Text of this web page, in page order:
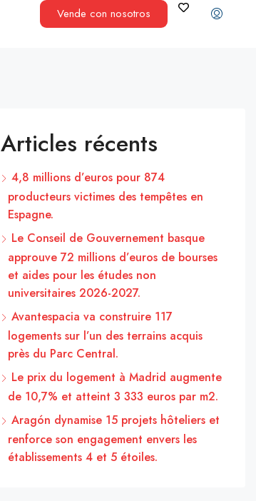
Vende con nosotros
Articles récents
4,8 millions d’euros pour 874
producteurs victimes des tempêtes en
Espagne.
Le Conseil de Gouvernement basque
approuve 72 millions d’euros de bourses
et aides pour les études non
universitaires 2026-2027.
Avantespacia va construire 117
logements sur l’un des terrains acquis
près du Parc Central.
Le prix du logement à Madrid augmente
de 10,7% et atteint 3 333 euros par m2.
Aragón dynamise 15 projets hôteliers et
renforce son engagement envers les
établissements 4 et 5 étoiles.